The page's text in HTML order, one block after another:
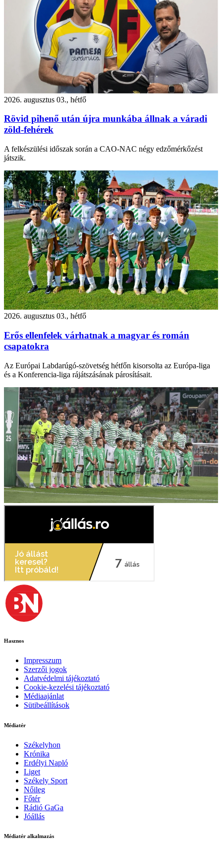
2026. augusztus 03., hétfő
Rövid pihenő után újra munkába állnak a váradi
zöld-fehérek
A felkészülési időszak során a CAO-NAC négy edzőmérkőzést
játszik.
2026. augusztus 03., hétfő
Erős ellenfelek várhatnak a magyar és román
csapatokra
Az Európai Labdarúgó-szövetség hétfőn kisorsolta az Európa-liga
és a Konferencia-liga rájátszásának párosításait.
Hasznos
Impresszum
Szerzői jogok
Adatvédelmi tájékoztató
Cookie-kezelési tájékoztató
Médiaajánlat
Sütibeállítások
Médiatér
Székelyhon
Krónika
Erdélyi Napló
Liget
Székely Sport
Nőileg
Főtér
Rádió GaGa
Jóállás
Médiatér alkalmazás